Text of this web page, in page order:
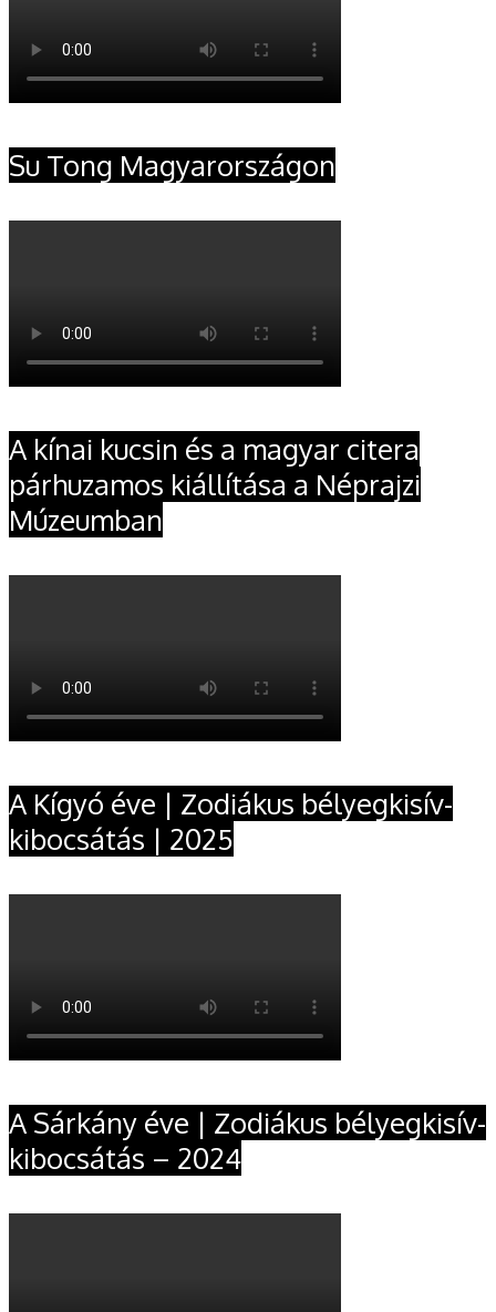
Su Tong Magyarországon
A kínai kucsin és a magyar citera
párhuzamos kiállítása a Néprajzi
Múzeumban
A Kígyó éve | Zodiákus bélyegkisív-
kibocsátás | 2025
A Sárkány éve | Zodiákus bélyegkisív-
kibocsátás – 2024